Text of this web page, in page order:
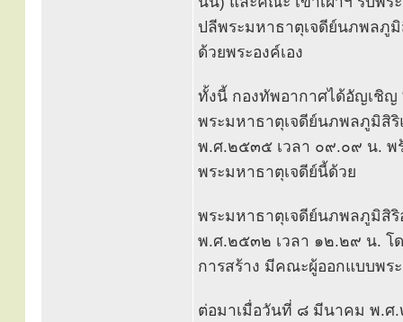
ปลีพระมหาธาตุเจดีย์นภพลภู
ด้วยพระองค์เอง
ทั้งนี้ กองทัพอากาศได้อัญเชิญ
พระมหาธาตุเจดีย์นภพลภูมิสิ
พ.ศ.๒๕๓๕ เวลา ๐๙.๐๙ น. พ
พระมหาธาตุเจดีย์นี้ด้วย
พระมหาธาตุเจดีย์นภพลภูมิสิ
พ.ศ.๒๕๓๒ เวลา ๑๒.๒๙ น. โ
การสร้าง มีคณะผู้ออกแบบพร
ต่อมาเมื่อวันที่ ๘ มีนาคม พ.ศ.